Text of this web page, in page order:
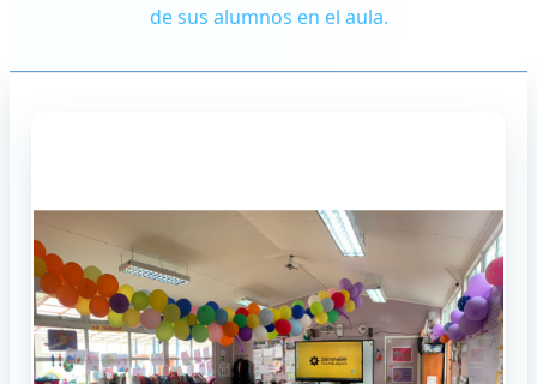
de sus alumnos en el aula.